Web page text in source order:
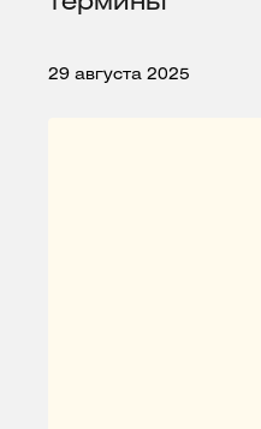
29 августа 2025